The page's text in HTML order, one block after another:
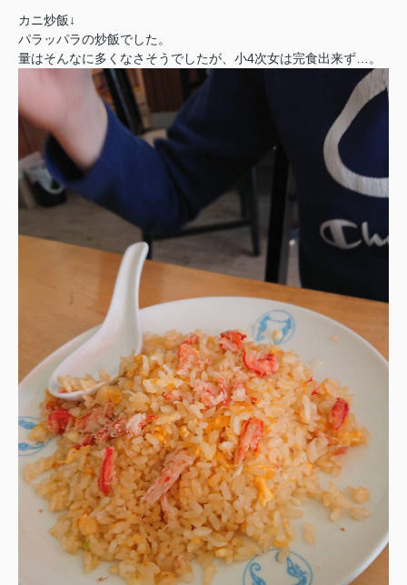
カニ炒飯↓
パラッパラの炒飯でした。
量はそんなに多くなさそうでしたが、小4次女は完食出来ず…。